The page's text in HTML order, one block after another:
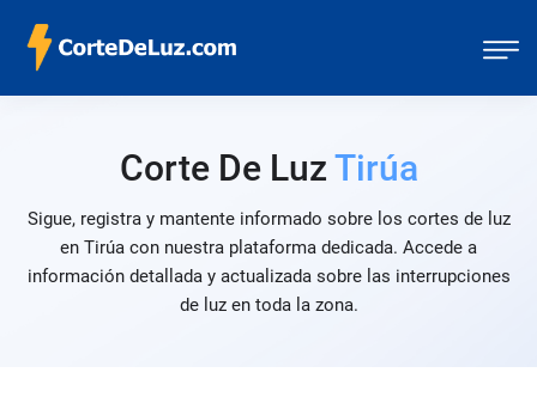
Corte De Luz Tirúa
Sigue, registra y mantente informado sobre los cortes de luz
en Tirúa con nuestra plataforma dedicada. Accede a
información detallada y actualizada sobre las interrupciones
de luz en toda la zona.